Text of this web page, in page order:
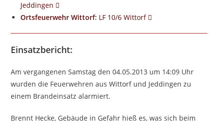
Jeddingen
Ortsfeuerwehr Wittorf: LF 10/6 Wittorf
Einsatzbericht:
Am vergangenen Samstag den 04.05.2013 um 14:09 Uhr
wurden die Feuerwehren aus Wittorf und Jeddingen zu
einem Brandeinsatz alarmiert.
Brennt Hecke, Gebäude in Gefahr hieß es, was sich beim